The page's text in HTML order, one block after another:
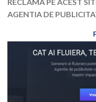
AGENTIA DE